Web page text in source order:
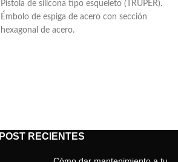
Pistola de silicona tipo esqueleto (TRUPER).
Émbolo de espiga de acero con sección
hexagonal de acero.
POST RECIENTES